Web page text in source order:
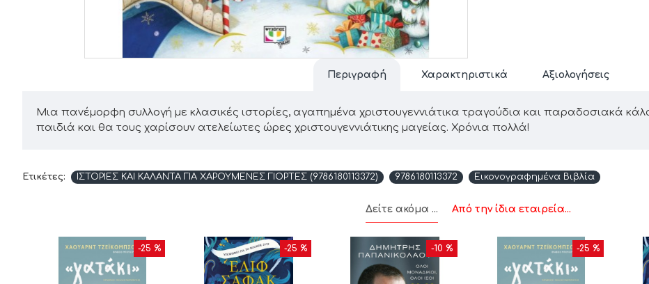
Περιγραφή Χαρακτηριστικά Αξιολογήσεις
Μια πανέμορφη συλλογή με κλασικές ιστορίες, αγαπημένα χριστουγεννιάτικα τραγούδια και παραδοσιακά
παιδιά και θα τους χαρίσουν ατελείωτες ώρες χριστουγεννιάτικης μαγείας. Χρόνια πολλά!
Ετικέτες: ΙΣΤΟΡΙΕΣ ΚΑΙ ΚΑΛΑΝΤΑ ΓΙΑ ΧΑΡΟΥΜΕΝΕΣ ΓΙΟΡΤΕΣ (9786180113372) 9786180113372 Εικονογραφημένα Βιβλία
Δείτε ακόμα ... Από την ίδια εταιρεία...
-25 % -25 % -10 % -25 %